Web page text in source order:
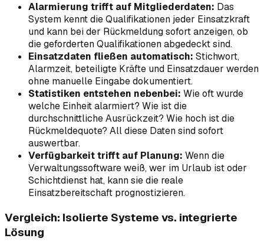
Alarmierung trifft auf Mitgliederdaten: Das
System kennt die Qualifikationen jeder Einsatzkraft
und kann bei der Rückmeldung sofort anzeigen, ob
die geforderten Qualifikationen abgedeckt sind.
Einsatzdaten fließen automatisch: Stichwort,
Alarmzeit, beteiligte Kräfte und Einsatzdauer werden
ohne manuelle Eingabe dokumentiert.
Statistiken entstehen nebenbei: Wie oft wurde
welche Einheit alarmiert? Wie ist die
durchschnittliche Ausrückzeit? Wie hoch ist die
Rückmeldequote? All diese Daten sind sofort
auswertbar.
Verfügbarkeit trifft auf Planung: Wenn die
Verwaltungssoftware weiß, wer im Urlaub ist oder
Schichtdienst hat, kann sie die reale
Einsatzbereitschaft prognostizieren.
Vergleich: Isolierte Systeme vs. integrierte
Lösung